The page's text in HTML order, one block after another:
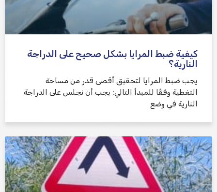
كيفية ضبط المرايا بشكل صحيح على الدراجة
النارية؟
يجب ضبط المرايا لتحقيق أقصى قدر من مساحة
التغطية وفقًا للمبدأ التالي: يجب أن نجلس على الدراجة
النارية في وضع